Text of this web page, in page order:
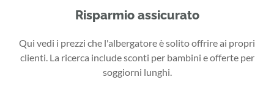
Risparmio assicurato
Qui vedi i prezzi che l'albergatore è solito offrire ai propri
clienti. La ricerca include sconti per bambini e offerte per
soggiorni lunghi.